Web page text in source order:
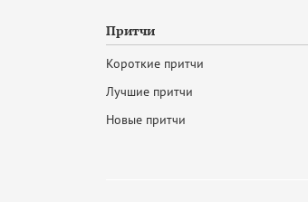
Притчи
Короткие притчи
Лучшие притчи
Новые притчи